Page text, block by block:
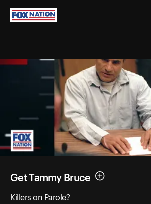
Get Tammy Bruce
Killers on Parole?